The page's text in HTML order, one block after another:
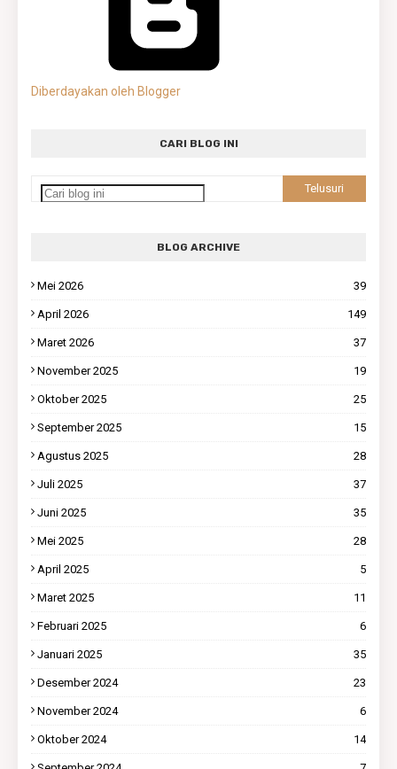
Diberdayakan oleh Blogger
CARI BLOG INI
BLOG ARCHIVE
Mei 2026 39
April 2026 149
Maret 2026 37
November 2025 19
Oktober 2025 25
September 2025 15
Agustus 2025 28
Juli 2025 37
Juni 2025 35
Mei 2025 28
April 2025 5
Maret 2025 11
Februari 2025 6
Januari 2025 35
Desember 2024 23
November 2024 6
Oktober 2024 14